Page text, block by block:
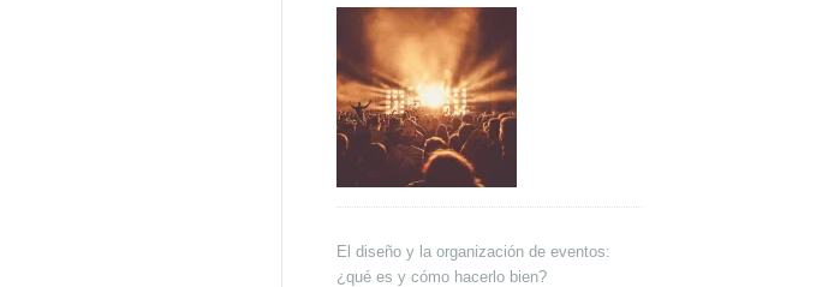
El diseño y la organización de eventos:
¿qué es y cómo hacerlo bien?